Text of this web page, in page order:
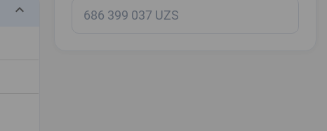
keyboard_arrow_down